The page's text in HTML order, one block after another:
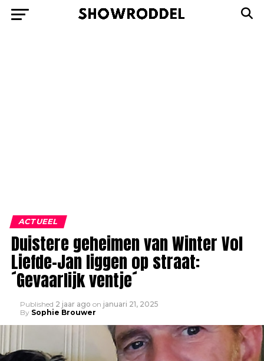
ACTUEEL
Duistere geheimen van Winter Vol
Liefde-Jan liggen op straat:
´Gevaarlijk ventje´
Published 2 jaar ago on januari 21, 2025
By Sophie Brouwer